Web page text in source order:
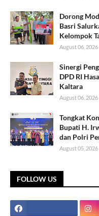
Dorong
Basri
Kelompok
August 06, 2026
Sinergi
DPD RI
Kaltara
August 06, 2026
Tongkat
Bupati H.
dan Polri
August 05, 2026
FOLLOW US